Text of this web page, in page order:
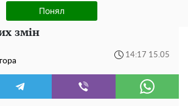
Понял
лісів за стандартами ЄС:
пояснив важливість нових
змін
14:17 15.05